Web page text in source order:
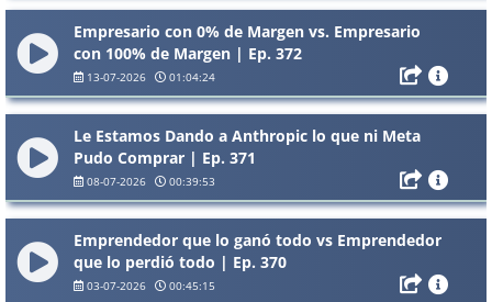
Empresario con 0% de Margen vs. Empresario
con 100% de Margen | Ep. 372
13-07-2026 01:04:24
Le Estamos Dando a Anthropic lo que ni Meta
Pudo Comprar | Ep. 371
08-07-2026 00:39:53
Emprendedor que lo ganó todo vs Emprendedor
que lo perdió todo | Ep. 370
03-07-2026 00:45:15